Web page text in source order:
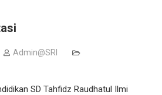
Admin@SRI
SD Tahfidz Raudhatul Ilmi